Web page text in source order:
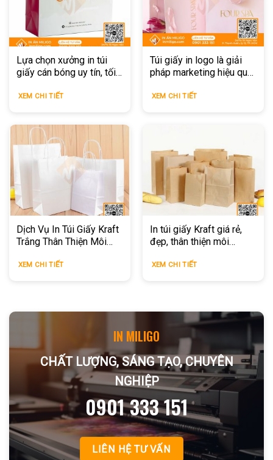
Lựa chọn xưởng in túi
giấy cán bóng uy tín, tối
XEM CHI TIẾT
Túi giấy in logo là giải
pháp marketing hiệu quả
XEM CHI TIẾT
Dịch Vụ In Túi Giấy Kraft
Trắng Thân Thiện Môi
XEM CHI TIẾT
In túi giấy Kraft giá rẻ,
đẹp, thân thiện môi
XEM CHI TIẾT
IN MILIGO
CHẤT LƯỢNG, SÁNG TẠO, CHUYÊN
NGHIỆP
0901 333 151
LIÊN HỆ TƯ VẤN